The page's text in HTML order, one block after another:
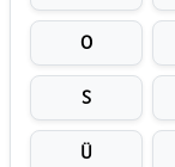
O
S
Ü